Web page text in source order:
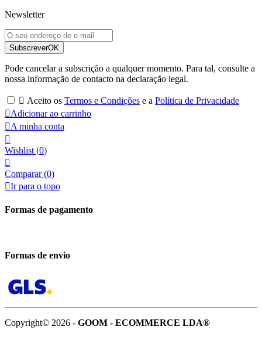
Newsletter
SubscreverOK
Pode cancelar a subscrição a qualquer momento. Para tal, consulte a
nossa informação de contacto na declaração legal.
 Aceito os Termos e Condições e a Política de Privacidade
Adicionar ao carrinho
A minha conta

Wishlist (0)

Comparar (0)
Ir para o topo
Formas de pagamento
Formas de envio
Copyright© 2026 - GOOM - ECOMMERCE LDA®